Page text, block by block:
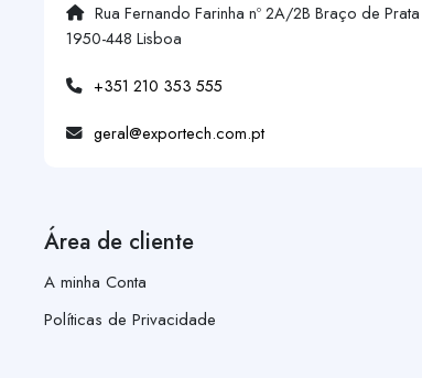
Rua Fernando Farinha nº 2A/2B Braço de Prata
1950-448 Lisboa
+351 210 353 555
geral@exportech.com.pt
Área de cliente
A minha Conta
Políticas de Privacidade